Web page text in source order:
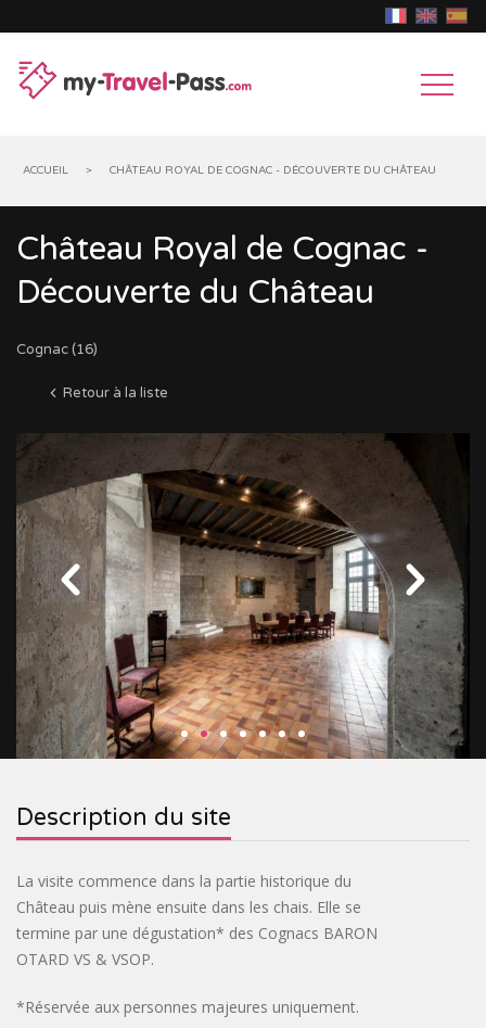
MUSÉES
& CHÂTEAUX
ANIMAUX
GROTTES,
GOUFFRES
&
SITES
PRÉHISTORIQUES
MONUMENTS
RELIGIEUXTOURISME
INDUSTRIEL
VILLAGES
DE
FRANCE
&
BASTIDES
CROISIÈRES
&
TRAINS
OENOTOURISME
CIRCUITS
& BIEN-
ACTIVITÉS
INSOLITE
TOURISTIQUES
GROUPE,
ACCUEIL > CHÂTEAU ROYAL DE COGNAC - DÉCOUVERTE DU CHÂTEAU
Château Royal de Cognac -
Découverte du Château
Cognac (16)
Retour à la liste
Previous Next
Description du site
La visite commence dans la partie historique du
Château puis mène ensuite dans les chais. Elle se
termine par une dégustation* des Cognacs BARON
OTARD VS & VSOP.
*Réservée aux personnes majeures uniquement.